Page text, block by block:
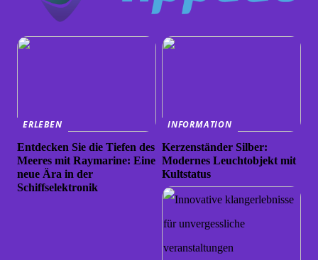
ERLEBEN
Entdecken Sie die Tiefen des
Meeres mit Raymarine: Eine
neue Ära in der
Schiffselektronik
INFORMATION
Kerzenständer Silber:
Modernes Leuchtobjekt mit
Kultstatus